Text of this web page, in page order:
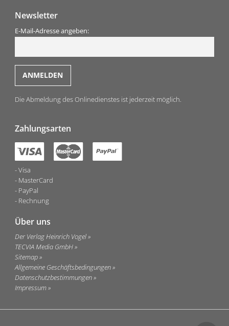
Newsletter
E-Mail-Adresse angeben:
Die Abmeldung des Onlinedienstes ist jederzeit möglich.
Zahlungsarten
Visa
MasterCard
PayPal
Rechnung
Über uns
Der Verlag Heinrich Vogel
TECVIA Media GmbH
Sitemap
Allgemeine Geschäftsbedingungen
Datenschutzbestimmungen
Impressum